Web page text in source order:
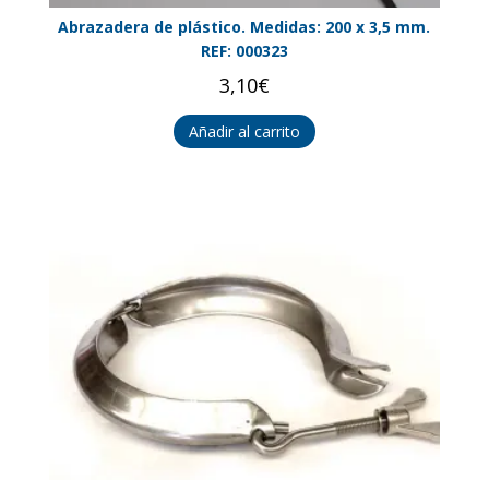
Abrazadera de plástico. Medidas: 200 x 3,5 mm.
REF: 000323
3,10€
Añadir al carrito